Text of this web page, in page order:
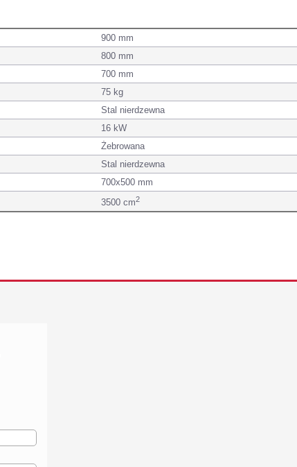
900 mm
800 mm
700 mm
75 kg
Stal nierdzewna
16 kW
Żebrowana
Stal nierdzewna
700x500 mm
3500 cm2